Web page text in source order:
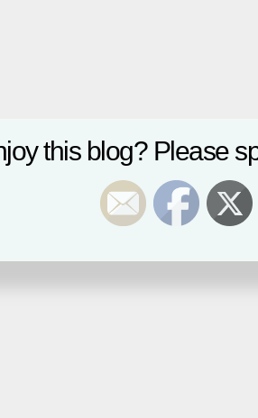
this blog? Please